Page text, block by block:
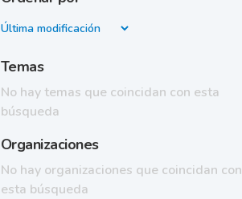
Temas
No hay temas que coincidan con esta
búsqueda
Organizaciones
No hay organizaciones que coincidan con
esta búsqueda